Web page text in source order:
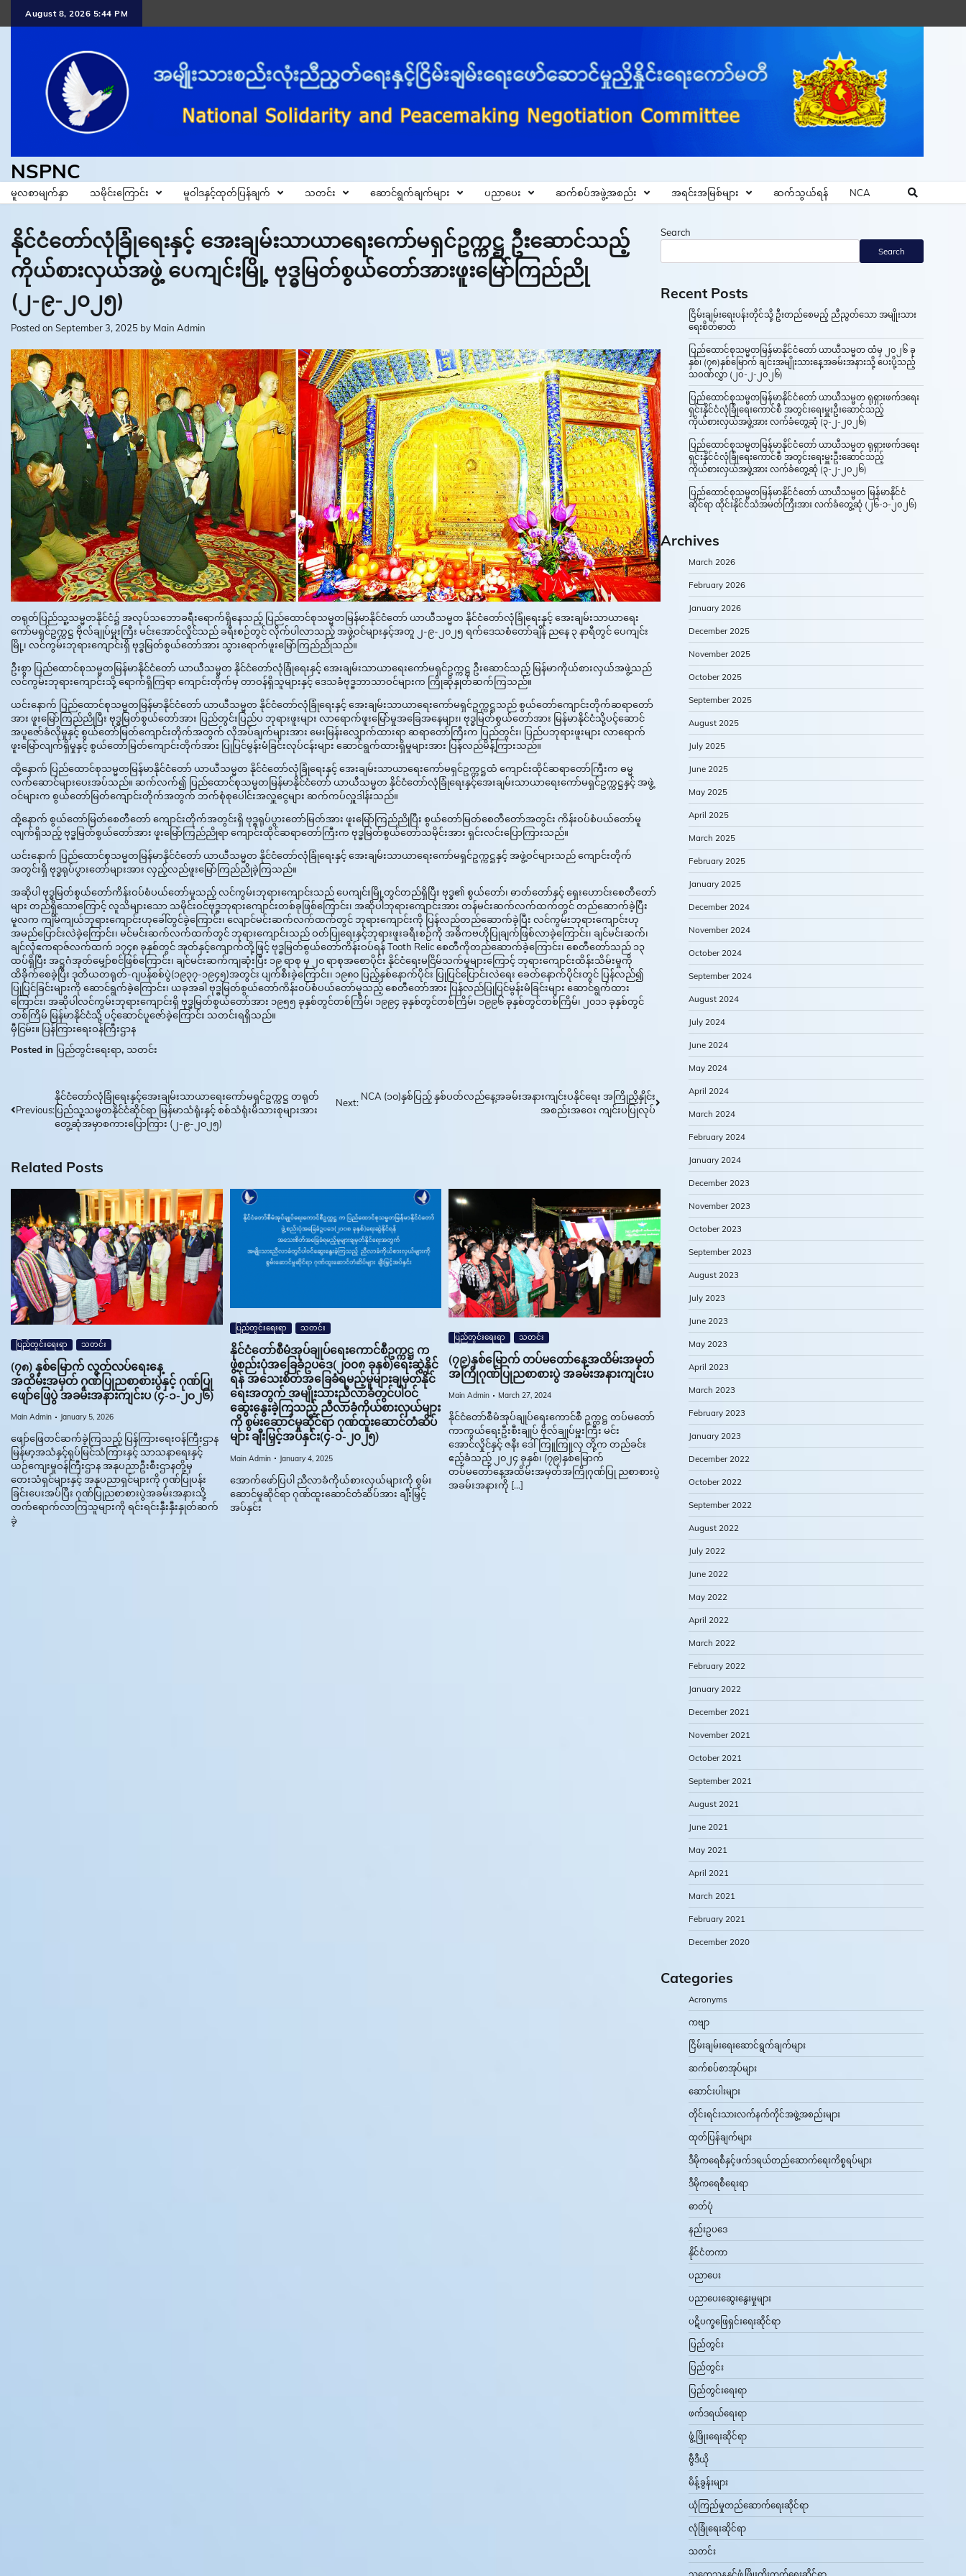
August 8, 2026 5:44 PM
NSPNC
မူလစာမျက်နှာ သမိုင်းကြောင်း မူဝါဒနှင့်ထုတ်ပြန်ချက် သတင်း ဆောင်ရွက်ချက်များ ပညာပေး ဆက်စပ်အဖွဲ့အစည်း အရင်းအမြစ်များ ဆက်သွယ်ရန် NCA
နိုင်ငံတော်လုံခြုံရေးနှင့် အေးချမ်းသာယာရေးကော်မရှင်ဥက္ကဋ္ဌ ဦးဆောင်သည့်
ကိုယ်စားလှယ်အဖွဲ့ ပေကျင်းမြို့ ဗုဒ္ဓမြတ်စွယ်တော်အားဖူးမြော်ကြည်ညို
(၂-၉-၂၀၂၅)
Posted on September 3, 2025 by Main Admin
တရုတ်ပြည်သူ့သမ္မတနိုင်ငံ၌ အလုပ်သဘောခရီးရောက်ရှိနေသည့် ပြည်ထောင်စုသမ္မတမြန်မာနိုင်ငံတော် ယာယီသမ္မတ နိုင်ငံတော်လုံခြုံရေးနှင့် အေးချမ်းသာယာရေး
ကော်မရှင်ဥက္ကဋ္ဌ ဗိုလ်ချုပ်မှူးကြီး မင်းအောင်လှိုင်သည် ခရီးစဉ်တွင် လိုက်ပါလာသည့် အဖွဲ့ဝင်များနှင့်အတူ ၂-၉-၂၀၂၅ ရက်ဒေသစံတော်ချိန် ညနေ ၃ နာရီတွင် ပေကျင်း
မြို့၊ လင်ကွမ်းဘုရားကျောင်းရှိ ဗုဒ္ဓမြတ်စွယ်တော်အား သွားရောက်ဖူးမြော်ကြည်ညိုသည်။
ဦးစွာ ပြည်ထောင်စုသမ္မတမြန်မာနိုင်ငံတော် ယာယီသမ္မတ နိုင်ငံတော်လုံခြုံရေးနှင့် အေးချမ်းသာယာရေးကော်မရှင်ဥက္ကဋ္ဌ ဦးဆောင်သည့် မြန်မာကိုယ်စားလှယ်အဖွဲ့သည်
လင်ကွမ်းဘုရားကျောင်းသို့ ရောက်ရှိကြရာ ကျောင်းတိုက်မှ တာဝန်ရှိသူများနှင့် ဒေသခံဗုဒ္ဓဘာသာဝင်များက ကြိုဆိုနှုတ်ဆက်ကြသည်။
ယင်းနောက် ပြည်ထောင်စုသမ္မတမြန်မာနိုင်ငံတော် ယာယီသမ္မတ နိုင်ငံတော်လုံခြုံရေးနှင့် အေးချမ်းသာယာရေးကော်မရှင်ဥက္ကဋ္ဌသည် စွယ်တော်ကျောင်းတိုက်ဆရာတော်
အား ဖူးမြော်ကြည်ညိုပြီး ဗုဒ္ဓမြတ်စွယ်တော်အား ပြည်တွင်းပြည်ပ ဘုရားဖူးများ လာရောက်ဖူးမြော်မှုအခြေအနေများ၊ ဗုဒ္ဓမြတ်စွယ်တော်အား မြန်မာနိုင်ငံသို့ပင့်ဆောင်
အပူဇော်ခံလိုမှုနှင့် စွယ်တော်မြတ်ကျောင်းတိုက်အတွက် လိုအပ်ချက်များအား မေးမြန်းလျှောက်ထားရာ ဆရာတော်ကြီးက ပြည်တွင်း၊ ပြည်ပဘုရားဖူးများ လာရောက်
ဖူးမြော်လျက်ရှိမှုနှင့် စွယ်တော်မြတ်ကျောင်းတိုက်အား ပြုပြင်မွန်းမံခြင်းလုပ်ငန်းများ ဆောင်ရွက်ထားရှိမှုများအား ပြန်လည်မိန့်ကြားသည်။
ထို့နောက် ပြည်ထောင်စုသမ္မတမြန်မာနိုင်ငံတော် ယာယီသမ္မတ နိုင်ငံတော်လုံခြုံရေးနှင့် အေးချမ်းသာယာရေးကော်မရှင်ဥက္ကဋ္ဌထံ ကျောင်းထိုင်ဆရာတော်ကြီးက ဓမ္မ
လက်ဆောင်များပေးအပ်သည်။ ဆက်လက်၍ ပြည်ထောင်စုသမ္မတမြန်မာနိုင်ငံတော် ယာယီသမ္မတ နိုင်ငံတော်လုံခြုံရေးနှင့်အေးချမ်းသာယာရေးကော်မရှင်ဥက္ကဋ္ဌနှင့် အဖွဲ့
ဝင်များက စွယ်တော်မြတ်ကျောင်းတိုက်အတွက် ဘက်စုံစုပေါင်းအလှူငွေများ ဆက်ကပ်လှူဒါန်းသည်။
ထို့နောက် စွယ်တော်မြတ်စေတီတော် ကျောင်းတိုက်အတွင်းရှိ ဗုဒ္ဓရုပ်ပွားတော်မြတ်အား ဖူးမြော်ကြည်ညိုပြီး စွယ်တော်မြတ်စေတီတော်အတွင်း ကိန်းဝပ်စံပယ်တော်မူ
လျက်ရှိသည့် ဗုဒ္ဓမြတ်စွယ်တော်အား ဖူးမြော်ကြည်ညိုရာ ကျောင်းထိုင်ဆရာတော်ကြီးက ဗုဒ္ဓမြတ်စွယ်တော်သမိုင်းအား ရှင်းလင်းပြောကြားသည်။
ယင်းနောက် ပြည်ထောင်စုသမ္မတမြန်မာနိုင်ငံတော် ယာယီသမ္မတ နိုင်ငံတော်လုံခြုံရေးနှင့် အေးချမ်းသာယာရေးကော်မရှင်ဥက္ကဋ္ဌနှင့် အဖွဲ့ဝင်များသည် ကျောင်းတိုက်
အတွင်းရှိ ဗုဒ္ဓရုပ်ပွားတော်များအား လှည့်လည်ဖူးမြော်ကြည်ညိုခဲ့ကြသည်။
အဆိုပါ ဗုဒ္ဓမြတ်စွယ်တော်ကိန်းဝပ်စံပယ်တော်မူသည့် လင်ကွမ်းဘုရားကျောင်းသည် ပေကျင်းမြို့တွင်တည်ရှိပြီး ဗုဒ္ဓ၏ စွယ်တော်၊ ဓာတ်တော်နှင့် ရှေးဟောင်းစေတီတော်
များ တည်ရှိသောကြောင့် လူသိများသော သမိုင်းဝင်ဗုဒ္ဓဘုရားကျောင်းတစ်ခုဖြစ်ကြောင်း၊ အဆိုပါဘုရားကျောင်းအား တန်မင်းဆက်လက်ထက်တွင် တည်ဆောက်ခဲ့ပြီး
မူလက ကျိမ်ကျယ်ဘုရားကျောင်းဟုခေါ်တွင်ခဲ့ကြောင်း၊ လျောင်မင်းဆက်လက်ထက်တွင် ဘုရားကျောင်းကို ပြန်လည်တည်ဆောက်ခဲ့ပြီး လင်ကွမ်းဘုရားကျောင်းဟု
အမည်ပြောင်းလဲခဲ့ကြောင်း၊ မင်မင်းဆက်လက်ထက်တွင် ဘုရားကျောင်းသည် ဝတ်ပြုရေးနှင့်ဘုရားဖူးခရီးစဉ်ကို အဓိကဗဟိုပြုချက်ဖြစ်လာခဲ့ကြောင်း၊ ချင်မင်းဆက်၊
ချင်လုံဧကရာဇ်လက်ထက် ၁၇၄၈ ခုနှစ်တွင် အုတ်နှင့်ကျောက်တို့ဖြင့် ဗုဒ္ဓမြတ်စွယ်တော်ကိန်းဝပ်ရန် Tooth Relic စေတီကိုတည်ဆောက်ခဲ့ကြောင်း၊ စေတီတော်သည် ၁၃
ထပ်ရှိပြီး အဋ္ဌဂံအုတ်မျှော်စင်ဖြစ်ကြောင်း၊ ချင်မင်းဆက်ကျဆုံးပြီး ၁၉ ရာစု မှ ၂၀ ရာစုအစောပိုင်း နိုင်ငံရေးမငြိမ်သက်မှုများကြောင့် ဘုရားကျောင်းထိန်းသိမ်းမှုကို
ထိခိုက်စေခဲ့ပြီး ဒုတိယတရုတ်-ဂျပန်စစ်ပွဲ(၁၉၃၇-၁၉၄၅)အတွင်း ပျက်စီးခဲ့ကြောင်း၊ ၁၉၈၀ ပြည့်နှစ်နောက်ပိုင်း ပြုပြင်ပြောင်းလဲရေး ခေတ်နောက်ပိုင်းတွင် ပြန်လည်၍
ပြုပြင်ခြင်းများကို ဆောင်ရွက်ခဲ့ကြောင်း၊ ယခုအခါ ဗုဒ္ဓမြတ်စွယ်တော်ကိန်းဝပ်စံပယ်တော်မူသည့် စေတီတော်အား ပြန်လည်ပြုပြင်မွန်းမံခြင်းများ ဆောင်ရွက်ထား
ကြောင်း၊ အဆိုပါလင်ကွမ်းဘုရားကျောင်းရှိ ဗုဒ္ဓမြတ်စွယ်တော်အား ၁၉၅၅ ခုနှစ်တွင်တစ်ကြိမ်၊ ၁၉၉၄ ခုနှစ်တွင်တစ်ကြိမ်၊ ၁၉၉၆ ခုနှစ်တွင်တစ်ကြိမ်၊ ၂၀၁၁ ခုနှစ်တွင်
တစ်ကြိမ် မြန်မာနိုင်ငံသို့ ပင့်ဆောင်ပူဇော်ခဲ့ကြောင်း သတင်းရရှိသည်။
မှီငြမ်း။ ပြန်ကြားရေးဝန်ကြီးဌာန
Posted in ပြည်တွင်းရေးရာ, သတင်း
navigation
Previous:
နိုင်ငံတော်လုံခြုံရေးနှင့်အေးချမ်းသာယာရေးကော်မရှင်ဥက္ကဋ္ဌ တရုတ်
ပြည်သူ့သမ္မတနိုင်ငံဆိုင်ရာ မြန်မာသံရုံးနှင့် စစ်သံရုံးမိသားစုများအား
တွေ့ဆုံအမှာစကားပြောကြား (၂-၉-၂၀၂၅)
Next:
NCA (၁၀)နှစ်ပြည့် နှစ်ပတ်လည်နေ့အခမ်းအနားကျင်းပနိုင်ရေး အကြိုညှိနှိုင်း
အစည်းအဝေး ကျင်းပပြုလုပ်
Related Posts
ပြည်တွင်းရေးရာ သတင်း
(၇၈) နှစ်မြောက် လွတ်လပ်ရေးနေ့
အထိမ်းအမှတ် ဂုဏ်ပြုညစာစားပွဲနှင့် ဂုဏ်ပြု
ဖျော်ဖြေပွဲ အခမ်းအနားကျင်းပ (၄-၁-၂၀၂၆)
Main Admin January 5, 2026
ဖျော်ဖြေတင်ဆက်ခဲ့ကြသည့် ပြန်ကြားရေးဝန်ကြီးဌာန
မြန်မာ့အသံနှင့်ရုပ်မြင်သံကြားနှင့် သာသနာရေးနှင့်
ယဉ်ကျေးမှုဝန်ကြီးဌာန အနုပညာဦးစီးဌာနတို့မှ
တေးသံရှင်များနှင့် အနုပညာရှင်များကို ဂုဏ်ပြုပန်း
ခြင်းပေးအပ်ပြီး ဂုဏ်ပြုညစာစားပွဲအခမ်းအနားသို့
တက်‌ရောက်လာကြသူများကို ရင်းရင်းနှီးနှီးနှုတ်ဆက်
ခဲ့
ပြည်တွင်းရေးရာ သတင်း
နိုင်ငံတော်စီမံအုပ်ချုပ်ရေးကောင်စီဥက္ကဋ္ဌ က
ဖွဲ့စည်းပုံအခြေခံဥပဒေ(၂၀၀၈ ခုနှစ်)ရေးဆွဲနိုင်
ရန် အသေးစိတ်အခြေခံရမည့်မူများချမှတ်နိုင်
ရေးအတွက် အမျိုးသားညီလာခံတွင်ပါဝင်
ဆွေးနွေးခဲ့ကြသည့် ညီလာခံကိုယ်စားလှယ်များ
ကို စွမ်းဆောင်မှုဆိုင်ရာ ဂုဏ်ထူးဆောင်တံဆိပ်
များ ချီးမြှင့်အပ်နှင်း(၄-၁-၂၀၂၅)
Main Admin January 4, 2025
အောက်ဖော်ပြပါ ညီလာခံကိုယ်စားလှယ်များကို စွမ်း
ဆောင်မှုဆိုင်ရာ ဂုဏ်ထူးဆောင်တံဆိပ်အား ချီးမြှင့်
အပ်နှင်း
ပြည်တွင်းရေးရာ သတင်း
(၇၉)နှစ်မြောက် တပ်မတော်နေ့အထိမ်းအမှတ်
အကြိုဂုဏ်ပြုညစာစားပွဲ အခမ်းအနားကျင်းပ
Main Admin March 27, 2024
နိုင်ငံတော်စီမံအုပ်ချုပ်ရေးကောင်စီ ဥက္ကဋ္ဌ တပ်မတော်
ကာကွယ်ရေးဦးစီးချုပ် ဗိုလ်ချုပ်မှူးကြီး မင်း
အောင်လှိုင်နှင့် ဇနီး ဒေါ်ကြူကြူလှ တို့က တည်ခင်း
ဧည့်ခံသည့် ၂၀၂၄ ခုနှစ်၊ (၇၉)နှစ်မြောက်
တပ်မတော်နေ့အထိမ်းအမှတ်အကြိုဂုဏ်ပြု ညစာစားပွဲ
အခမ်းအနားကို […]
Search
Search
Recent Posts
ငြိမ်းချမ်းရေးပန်းတိုင်သို့ ဦးတည်စေမည့် ညီညွတ်သော အမျိုးသား
ရေးစိတ်ဓာတ်
ပြည်ထောင်စုသမ္မတမြန်မာနိုင်ငံတော် ယာယီသမ္မတ ထံမှ ၂၀၂၆ ခု
နှစ်၊ (၇၈)နှစ်မြောက် ချင်းအမျိုးသားနေ့အခမ်းအနားသို့ ပေးပို့သည့်
သဝဏ်လွှာ (၂၀-၂-၂၀၂၆)
ပြည်ထောင်စုသမ္မတမြန်မာနိုင်ငံတော် ယာယီသမ္မတ ရုရှားဖက်ဒရေး
ရှင်းနိုင်ငံလုံခြုံရေးကောင်စီ အတွင်းရေးမှူးဦးဆောင်သည့်
ကိုယ်စားလှယ်အဖွဲ့အား လက်ခံတွေ့ဆုံ (၃-၂-၂၀၂၆)
ပြည်ထောင်စုသမ္မတမြန်မာနိုင်ငံတော် ယာယီသမ္မတ ရုရှားဖက်ဒရေး
ရှင်းနိုင်ငံလုံခြုံရေးကောင်စီ အတွင်းရေးမှူးဦးဆောင်သည့်
ကိုယ်စားလှယ်အဖွဲ့အား လက်ခံတွေ့ဆုံ (၃-၂-၂၀၂၆)
ပြည်ထောင်စုသမ္မတမြန်မာနိုင်ငံတော် ယာယီသမ္မတ မြန်မာနိုင်ငံ
ဆိုင်ရာ ထိုင်းနိုင်ငံသံအမတ်ကြီးအား လက်ခံတွေ့ဆုံ (၂၆-၁-၂၀၂၆)
Archives
March 2026
February 2026
January 2026
December 2025
November 2025
October 2025
September 2025
August 2025
July 2025
June 2025
May 2025
April 2025
March 2025
February 2025
January 2025
December 2024
November 2024
October 2024
September 2024
August 2024
July 2024
June 2024
May 2024
April 2024
March 2024
February 2024
January 2024
December 2023
November 2023
October 2023
September 2023
August 2023
July 2023
June 2023
May 2023
April 2023
March 2023
February 2023
January 2023
December 2022
October 2022
September 2022
August 2022
July 2022
June 2022
May 2022
April 2022
March 2022
February 2022
January 2022
December 2021
November 2021
October 2021
September 2021
August 2021
June 2021
May 2021
April 2021
March 2021
February 2021
December 2020
Categories
Acronyms
ကဗျာ
ငြိမ်းချမ်းရေးဆောင်ရွက်ချက်များ
ဆက်စပ်စာအုပ်များ
ဆောင်းပါးများ
တိုင်းရင်းသားလက်နက်ကိုင်အဖွဲ့အစည်းများ
ထုတ်ပြန်ချက်များ
ဒီမိုကရေစီနှင့်ဖက်ဒရယ်တည်ဆောက်‌ရေးကိစ္စရပ်များ
ဒီမိုကရေစီရေးရာ
ဓာတ်ပုံ
နည်းဥပဒေ
နိုင်ငံတကာ
ပညာပေး
ပညာပေးဆွေးနွေးမှုများ
ပဋိပက္ခဖြေရှင်းရေးဆိုင်ရာ
ပြည်တွင်း
ပြည်တွင်း
ပြည်တွင်းရေးရာ
ဖက်ဒရယ်ရေးရာ
ဖွံ့ဖြိုးရေးဆိုင်ရာ
ဗွီဒီယို
မိန့်ခွန်းများ
ယုံကြည်မှုတည်ဆောက်ရေးဆိုင်ရာ
လုံခြုံရေးဆိုင်ရာ
သတင်း